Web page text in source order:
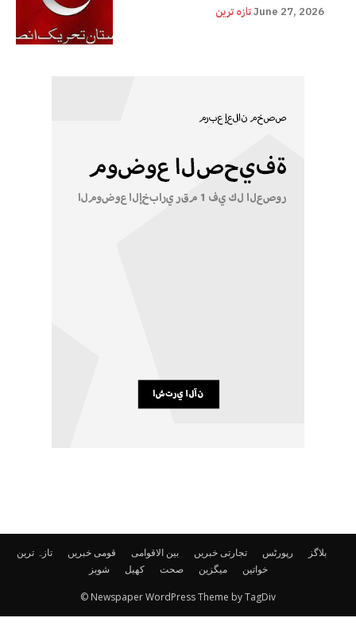
تازہ ترینJune 27, 2026
تازہ ترین قومی خبریں بین الاقوامی تجارتی خبریں رپورٹس
بلاگز
شوبز
کھیل صحت میگزین خواتین
© Newspaper WordPress Theme by TagDiv